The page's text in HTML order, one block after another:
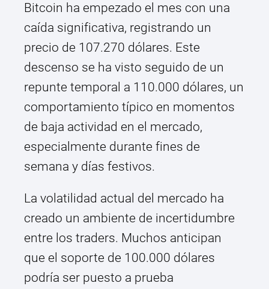
Bitcoin ha empezado el mes con una
caída significativa, registrando un
precio de 107.270 dólares. Este
descenso se ha visto seguido de un
repunte temporal a 110.000 dólares, un
comportamiento típico en momentos
de baja actividad en el mercado,
especialmente durante fines de
semana y días festivos.
La volatilidad actual del mercado ha
creado un ambiente de incertidumbre
entre los traders. Muchos anticipan
que el soporte de 100.000 dólares
podría ser puesto a prueba